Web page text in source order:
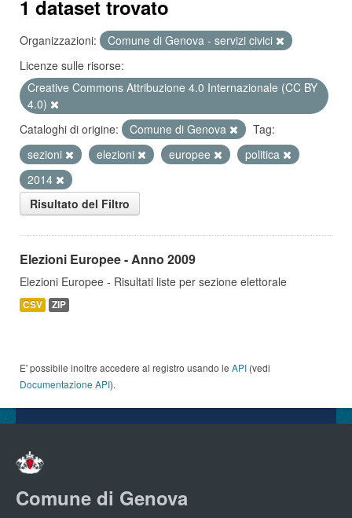
1 dataset trovato
Organizzazioni:
Comune di Genova - servizi civici
Licenze sulle risorse:
Creative Commons Attribuzione 4.0 Internazionale (CC BY
4.0)
Cataloghi di origine:
Comune di Genova
Tag:
sezioni
elezioni europee
politica
2014
Risultato del Filtro
Elezioni Europee - Anno 2009
Elezioni Europee - Risultati liste per sezione elettorale
CSV ZIP
E' possibile inoltre accedere al registro usando le API (vedi
Documentazione API).
Comune di Genova